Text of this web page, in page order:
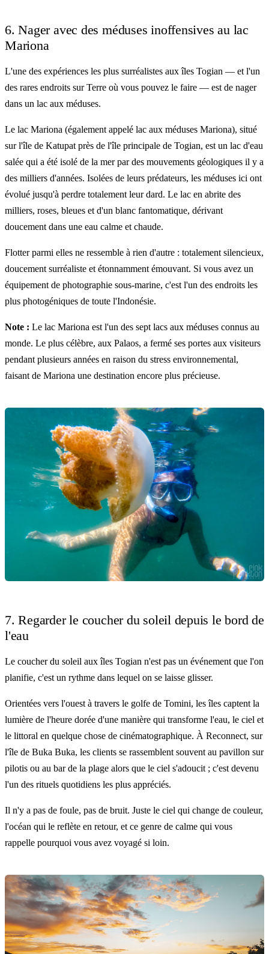
6. Nager avec des méduses inoffensives au lac
Mariona
L'une des expériences les plus surréalistes aux îles Togian — et l'un
des rares endroits sur Terre où vous pouvez le faire — est de nager
dans un lac aux méduses.
Le lac Mariona (également appelé lac aux méduses Mariona), situé
sur l'île de Katupat près de l'île principale de Togian, est un lac d'eau
salée qui a été isolé de la mer par des mouvements géologiques il y a
des milliers d'années. Isolées de leurs prédateurs, les méduses ici ont
évolué jusqu'à perdre totalement leur dard. Le lac en abrite des
milliers, roses, bleues et d'un blanc fantomatique, dérivant
doucement dans une eau calme et chaude.
Flotter parmi elles ne ressemble à rien d'autre : totalement silencieux,
doucement surréaliste et étonnamment émouvant. Si vous avez un
équipement de photographie sous-marine, c'est l'un des endroits les
plus photogéniques de toute l'Indonésie.
Note : Le lac Mariona est l'un des sept lacs aux méduses connus au
monde. Le plus célèbre, aux Palaos, a fermé ses portes aux visiteurs
pendant plusieurs années en raison du stress environnemental,
faisant de Mariona une destination encore plus précieuse.
7. Regarder le coucher du soleil depuis le bord de
l'eau
Le coucher du soleil aux îles Togian n'est pas un événement que l'on
planifie, c'est un rythme dans lequel on se laisse glisser.
Orientées vers l'ouest à travers le golfe de Tomini, les îles captent la
lumière de l'heure dorée d'une manière qui transforme l'eau, le ciel et
le littoral en quelque chose de cinématographique. À Reconnect, sur
l'île de Buka Buka, les clients se rassemblent souvent au pavillon sur
pilotis ou au bar de la plage alors que le ciel s'adoucit ; c'est devenu
l'un des rituels quotidiens les plus appréciés.
Il n'y a pas de foule, pas de bruit. Juste le ciel qui change de couleur,
l'océan qui le reflète en retour, et ce genre de calme qui vous
rappelle pourquoi vous avez voyagé si loin.